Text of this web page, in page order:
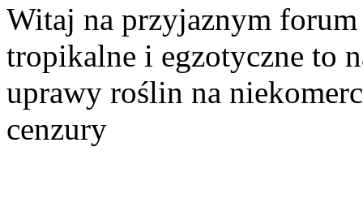
Witaj na przyjaznym
tropikalne i egzotyczne to
uprawy roślin na
cenzury